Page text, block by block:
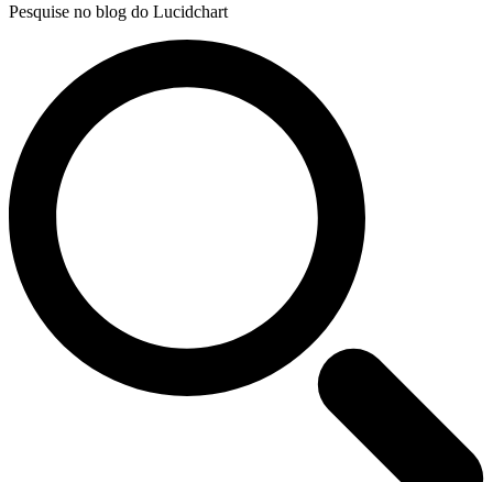
Pesquise no blog do Lucidchart